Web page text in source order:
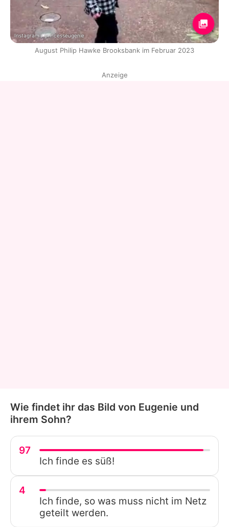
Instagram / princesseugenie
August Philip Hawke Brooksbank im Februar 2023
Anzeige
Wie findet ihr das Bild von Eugenie und
ihrem Sohn?
97
Ich finde es süß!
4
Ich finde, so was muss nicht im Netz
geteilt werden.